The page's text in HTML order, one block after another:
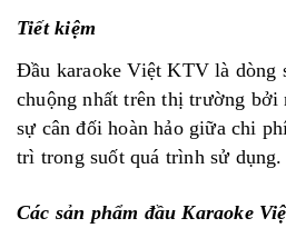
Tiết kiệm
Đầu karaoke Việt KTV là dòng
chuộng nhất trên thị trường bởi
sự cân đối hoàn hảo giữa chi
trì trong suốt quá trình sử dụng.
Các sản phẩm đầu Karaoke